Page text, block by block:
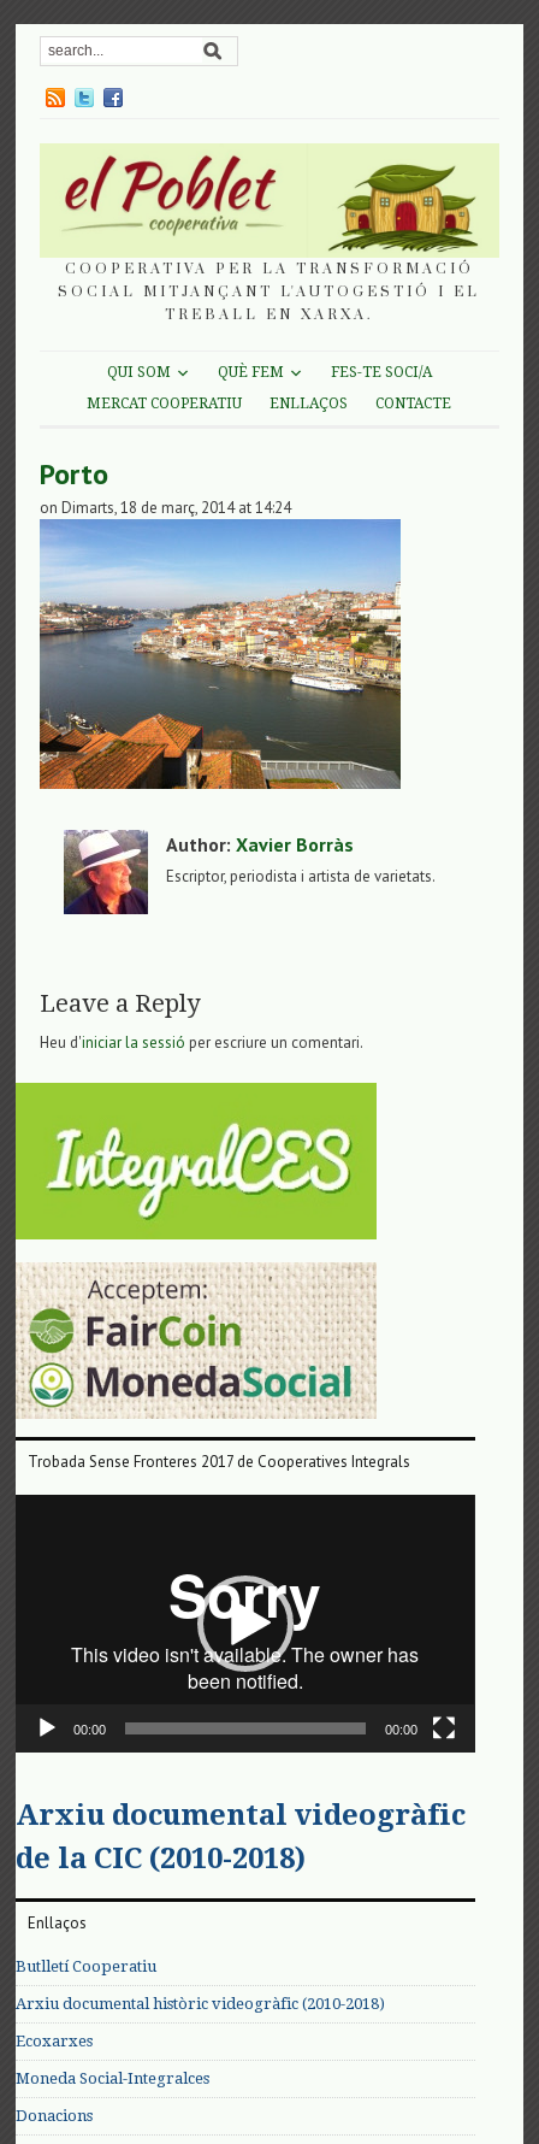
COOPERATIVA PER LA TRANSFORMACIÓ
SOCIAL MITJANÇANT L'AUTOGESTIÓ I EL
TREBALL EN XARXA.
QUI SOM QUÈ FEM
FES-TE SOCI/A
MERCAT COOPERATIU
ENLLAÇOS CONTACTE
Porto
on Dimarts, 18 de març, 2014 at 14:24
Author:Xavier Borràs
Escriptor, periodista i artista de varietats.
Leave a Reply
Heu d'iniciar la sessió per escriure un comentari.
Trobada Sense Fronteres 2017 de Cooperatives Integrals
00:00 00:00
Arxiu documental videogràfic
de la CIC (2010-2018)
Enllaços
Butlletí Cooperatiu
Arxiu documental històric videogràfic (2010-2018)
Ecoxarxes
Moneda Social-Integralces
Donacions